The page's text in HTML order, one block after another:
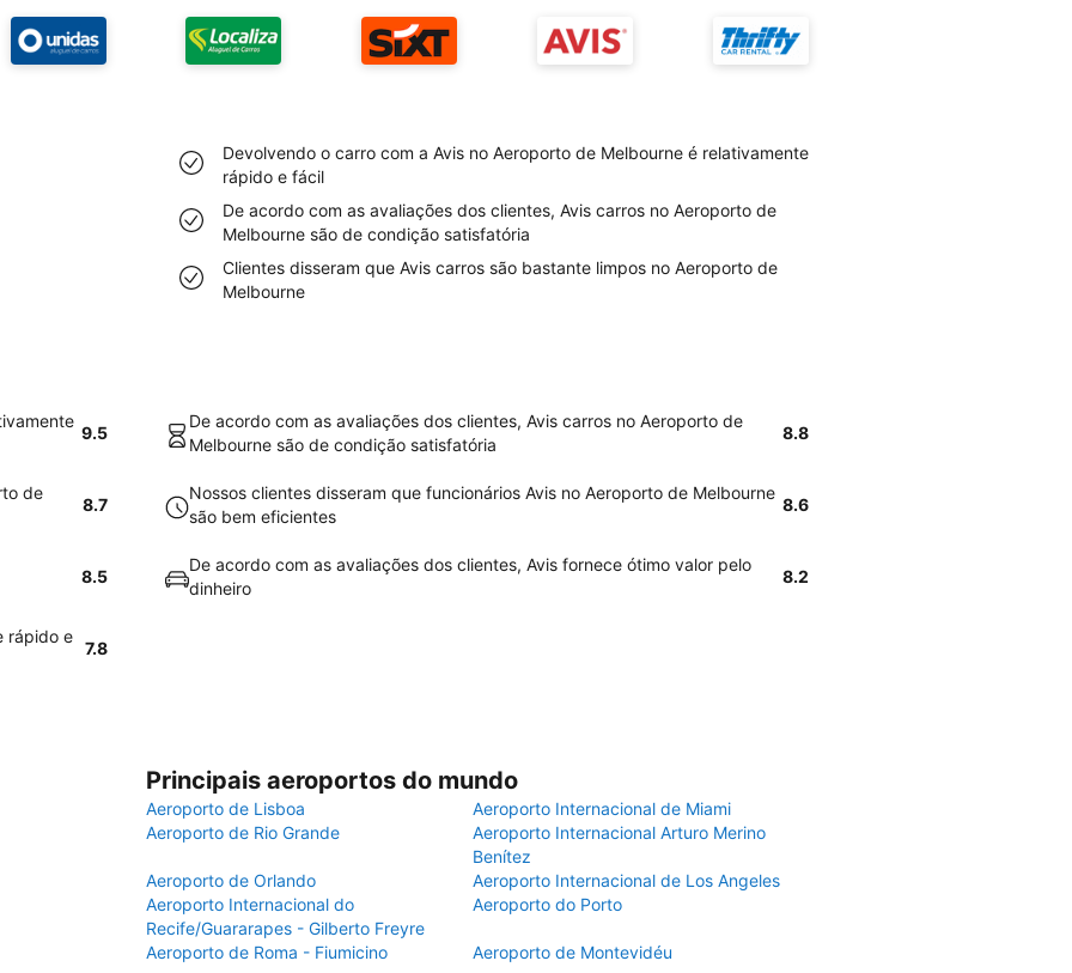
Devolvendo o carro com a Avis no Aeroporto de Melbourne é relativamente
rápido e fácil
De acordo com as avaliações dos clientes, Avis carros no Aeroporto de
Melbourne são de condição satisfatória
Clientes disseram que Avis carros são bastante limpos no Aeroporto de
Melbourne
9.5
De acordo com as avaliações dos clientes, Avis carros no Aeroporto de
Melbourne são de condição satisfatória
8.8
de
8.7
Nossos clientes disseram que funcionários Avis no Aeroporto de Melbourne
são bem eficientes
8.6
8.5
De acordo com as avaliações dos clientes, Avis fornece ótimo valor pelo
dinheiro
8.2
rápido e
7.8
Principais aeroportos do mundo
Aeroporto de Lisboa
Aeroporto Internacional de Miami
Aeroporto de Rio Grande
Aeroporto Internacional Arturo Merino
Benítez
Aeroporto de Orlando
Aeroporto Internacional de Los Angeles
Aeroporto Internacional do
Recife/Guararapes - Gilberto Freyre
Aeroporto do Porto
Aeroporto de Roma - Fiumicino Aeroporto de Montevidéu